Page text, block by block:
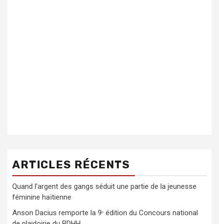
ARTICLES RÉCENTS
Quand l’argent des gangs séduit une partie de la jeunesse
féminine haïtienne
Anson Dacius remporte la 9ᵉ édition du Concours national